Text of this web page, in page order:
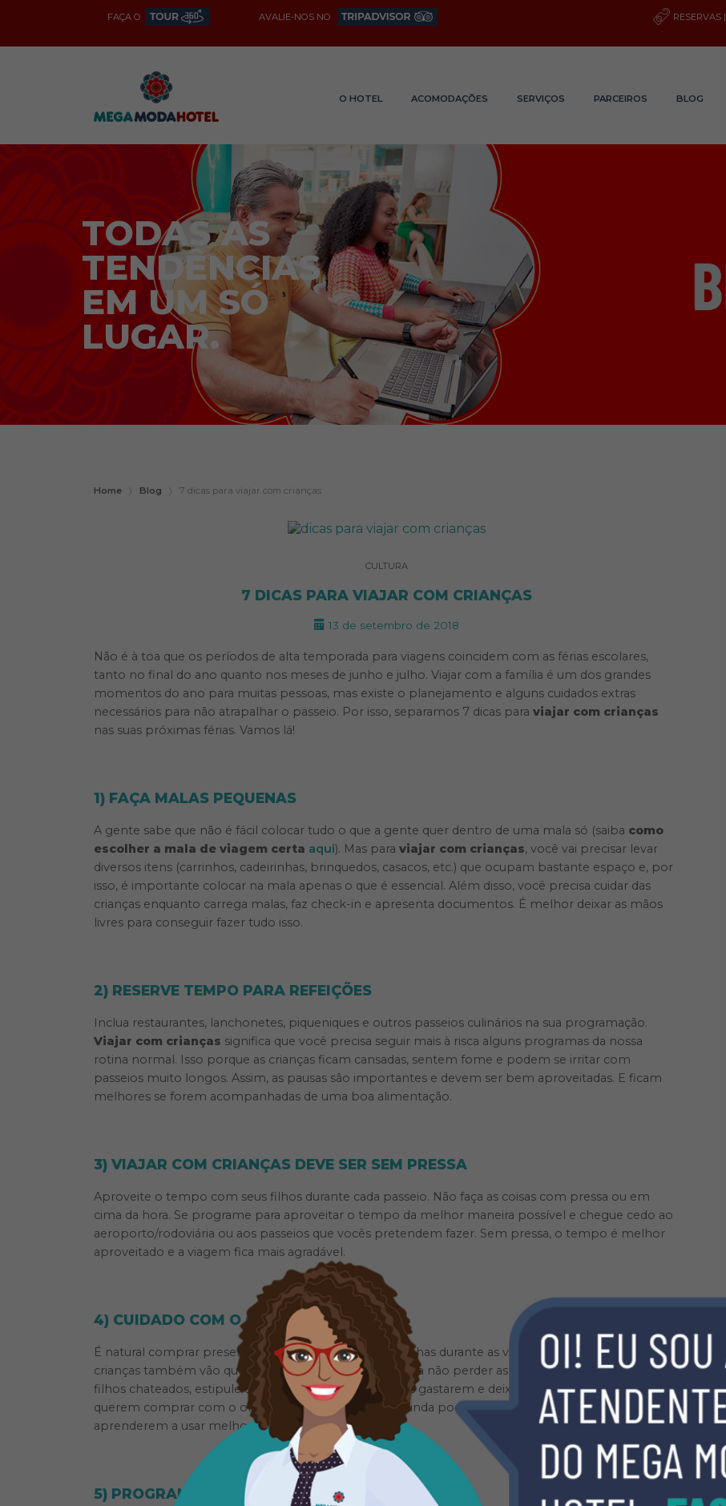
FAÇA O AVALIE-NOS NO RESERVAS |
O HOTEL ACOMODAÇÕES SERVIÇOS PARCEIROS BLOG
TODAS AS
TENDÊNCIAS
EM UM SÓ
LUGAR.
Home 〉 Blog 〉 7 dicas para viajar com crianças
CULTURA
7 DICAS PARA VIAJAR COM CRIANÇAS
13 de setembro de 2018
Não é à toa que os períodos de alta temporada para viagens coincidem com as férias escolares,
tanto no final do ano quanto nos meses de junho e julho. Viajar com a família é um dos grandes
momentos do ano para muitas pessoas, mas existe o planejamento e alguns cuidados extras
necessários para não atrapalhar o passeio. Por isso, separamos 7 dicas para viajar com crianças
nas suas próximas férias. Vamos lá!
1) FAÇA MALAS PEQUENAS
A gente sabe que não é fácil colocar tudo o que a gente quer dentro de uma mala só (saiba como
escolher a mala de viagem certa aqui). Mas para viajar com crianças, você vai precisar levar
diversos itens (carrinhos, cadeirinhas, brinquedos, casacos, etc.) que ocupam bastante espaço e, por
isso, é importante colocar na mala apenas o que é essencial. Além disso, você precisa cuidar das
crianças enquanto carrega malas, faz check-in e apresenta documentos. É melhor deixar as mãos
livres para conseguir fazer tudo isso.
2) RESERVE TEMPO PARA REFEIÇÕES
Inclua restaurantes, lanchonetes, piqueniques e outros passeios culinários na sua programação.
Viajar com crianças significa que você precisa seguir mais à risca alguns programas da nossa
rotina normal. Isso porque as crianças ficam cansadas, sentem fome e podem se irritar com
passeios muito longos. Assim, as pausas são importantes e devem ser bem aproveitadas. E ficam
melhores se forem acompanhadas de uma boa alimentação.
3) VIAJAR COM CRIANÇAS DEVE SER SEM PRESSA
Aproveite o tempo com seus filhos durante cada passeio. Não faça as coisas com pressa ou em
cima da hora. Se programe para aproveitar o tempo da melhor maneira possível e chegue cedo ao
aeroporto/rodoviária ou aos passeios que vocês pretendem fazer. Sem pressa, o tempo é melhor
aproveitado e a viagem fica mais agradável.
4) CUIDADO COM O ORÇAMENTO
É natural comprar presentes, souvenires e outras coisinhas durante as viagens. E é claro que as
crianças também vão querer participar das compras. Pra não perder as contas e nem deixar seus
filhos chateados, estipule um valor disponível para eles gastarem e deixe que eles escolham o que
querem comprar com o orçamento disponível. Essa ainda pode ser uma pequena lição para eles
aprenderem a usar melhor o dinheiro que têm.
5) PROGRAMAÇÃO PARA TODO MUNDO